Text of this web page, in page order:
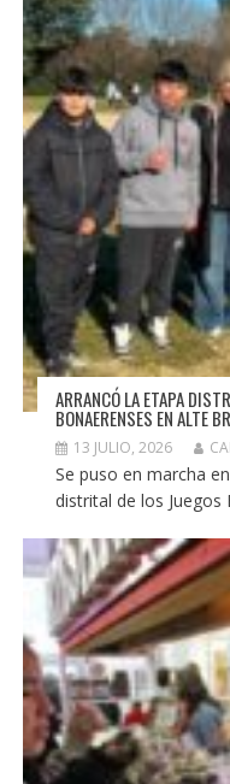
ARRANCÓ LA ETAPA
BONAERENSES EN ALTE
13 JULIO, 2026
Se puso en marcha
distrital de los Juegos